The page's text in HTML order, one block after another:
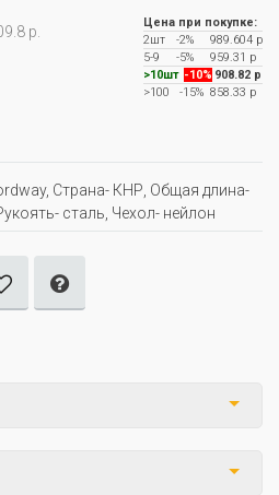
р.
Цена при покупке:
2шт
-2%
989.604 р
5-9
-5%
959.31 р
>10шт -10% 908.82 р
>100
-15% 858.33 р
Страна- КНР, Oбщая длина-
сталь, Чехол- нейлон